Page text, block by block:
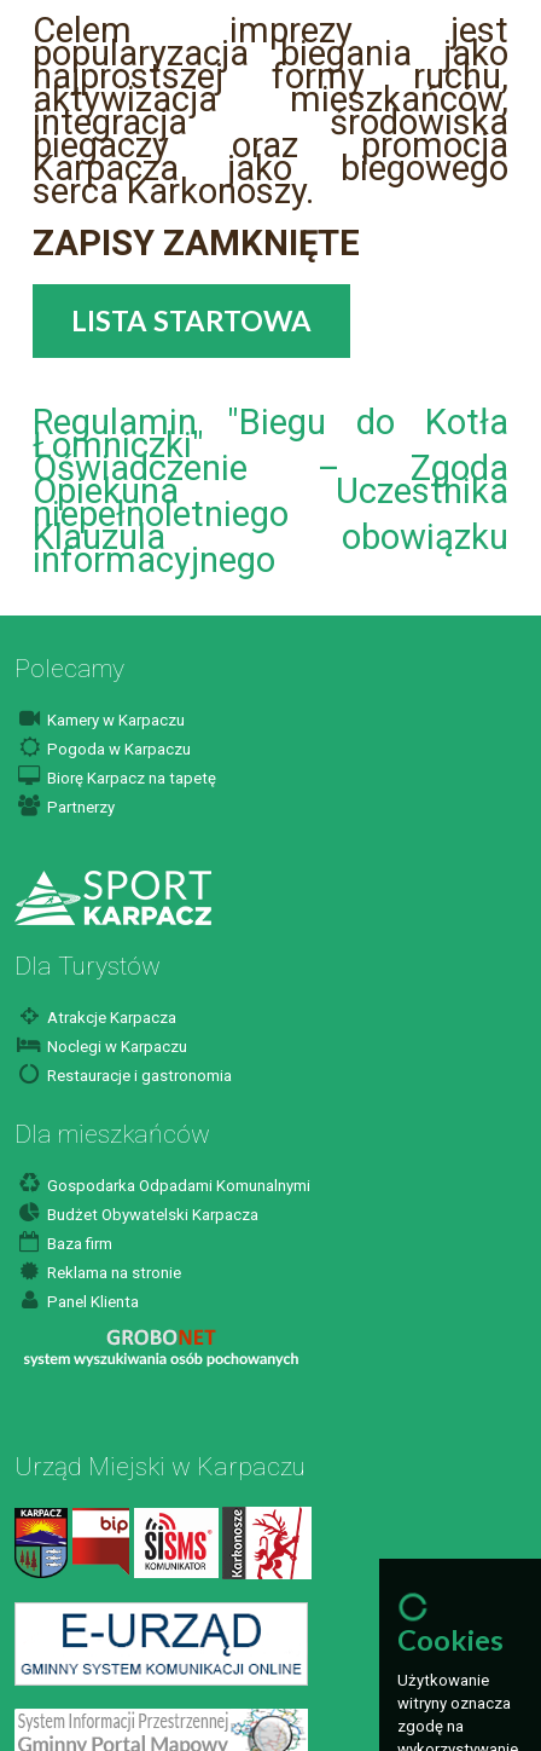
Celem imprezy jest
popularyzacja biegania jako
najprostszej formy ruchu,
aktywizacja mieszkańców,
integracja środowiska
biegaczy oraz promocja
Karpacza jako biegowego
serca Karkonoszy.
ZAPISY ZAMKNIĘTE
LISTA STARTOWA
Regulamin "Biegu do Kotła
Łomniczki"
Oświadczenie – Zgoda
Opiekuna Uczestnika
niepełnoletniego
Klauzula obowiązku
informacyjnego
Polecamy
Kamery w Karpaczu
Pogoda w Karpaczu
Biorę Karpacz na tapetę
Partnerzy
Dla Turystów
Atrakcje Karpacza
Noclegi w Karpaczu
Restauracje i gastronomia
Dla mieszkańców
Gospodarka Odpadami Komunalnymi
Budżet Obywatelski Karpacza
Baza firm
Reklama na stronie
Panel Klienta
Urząd Miejski w Karpaczu
Cookies
Użytkowanie
witryny oznacza
zgodę na